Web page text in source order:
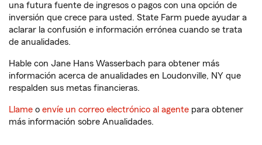
una futura fuente de ingresos o pagos con una opción de
inversión que crece para usted. State Farm puede ayudar a
aclarar la confusión e información errónea cuando se trata
de anualidades.
Hable con Jane Hans Wasserbach para obtener más
información acerca de anualidades en Loudonville, NY que
respalden sus metas financieras.
Llame o envíe un correo electrónico al agente para obtener
más información sobre Anualidades.